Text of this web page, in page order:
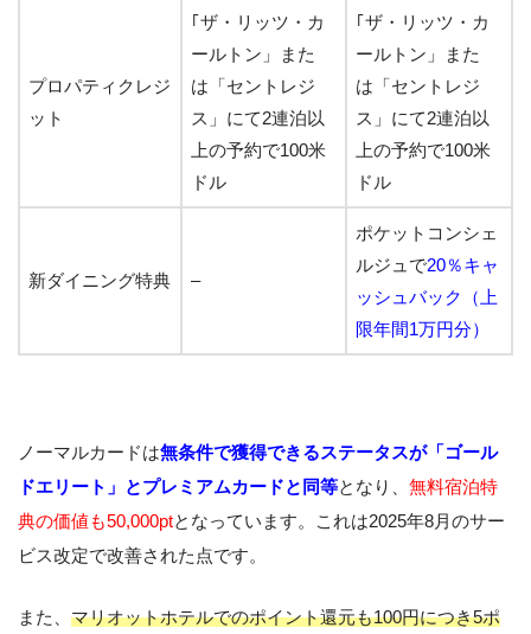
プロパティクレジ
ット
｢ザ・リッツ・カ
ールトン」
また
は 「セントレジ
ス」 にて2連泊以
上の予約で100米
ドル
｢ザ・リッツ・カ
ールトン」
また
は 「セントレジ
ス」 にて2連泊以
上の予約で100米
ドル
新ダイニング特典 –
ポケットコンシェ
ルジュで20％キャ
ッシュバック（上
限年間1万円分）
ノーマルカードは無条件で獲得できるステータスが「ゴール
ドエリート」とプレミアムカードと同等となり、 無料宿泊特
典の価値も50,000ptとなっています。これは2025年8月のサー
ビス改定で改善された点です。
また、 マリオットホテルでのポイント還元も100円につき5ポ